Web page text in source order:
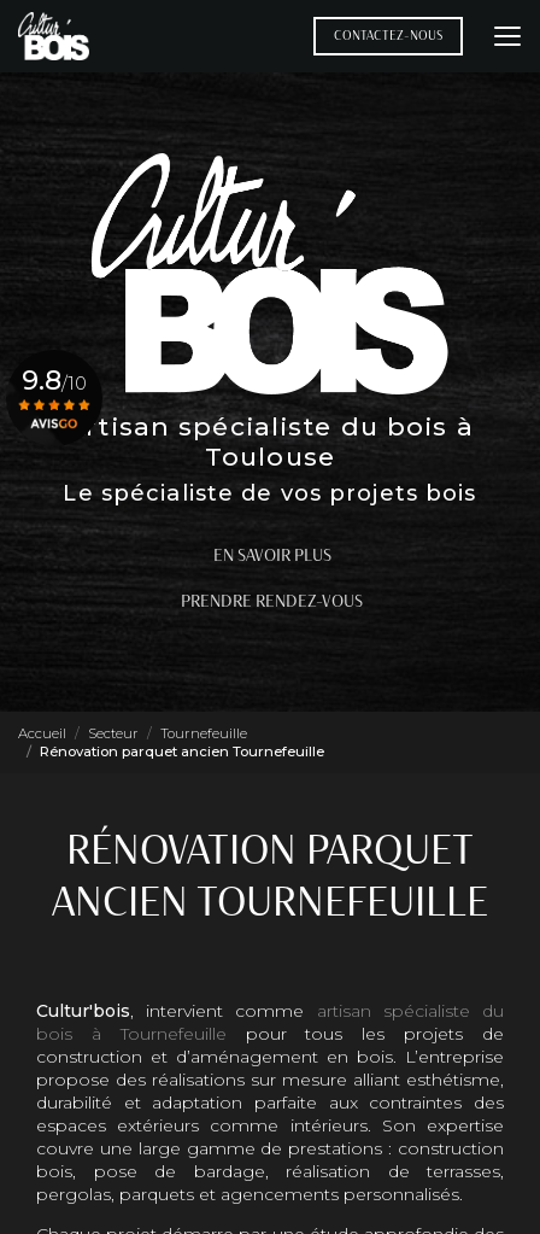
Aller
au
contenu
CONTACTEZ-NOUS
Artisan spécialiste du bois à
Toulouse
Le spécialiste de vos projets bois
EN SAVOIR PLUS
PRENDRE RENDEZ-VOUS
9.8/10
Accueil Secteur
Tournefeuille
Rénovation parquet ancien Tournefeuille
RÉNOVATION PARQUET
ANCIEN TOURNEFEUILLE
Cultur'bois, intervient comme artisan spécialiste du
bois à Tournefeuille pour tous les projets de
construction et d’aménagement en bois. L’entreprise
propose des réalisations sur mesure alliant esthétisme,
durabilité et adaptation parfaite aux contraintes des
espaces extérieurs comme intérieurs. Son expertise
couvre une large gamme de prestations : construction
bois, pose de bardage, réalisation de terrasses,
pergolas, parquets et agencements personnalisés.